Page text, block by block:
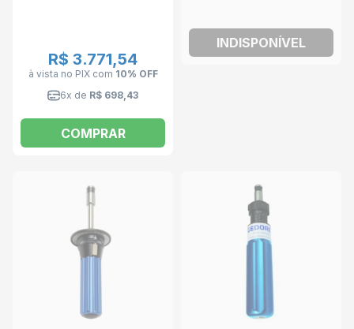
R$ 3.771,54
à vista no PIX com 10% OFF
6x de R$ 698,43
COMPRAR
INDISPONÍVEL